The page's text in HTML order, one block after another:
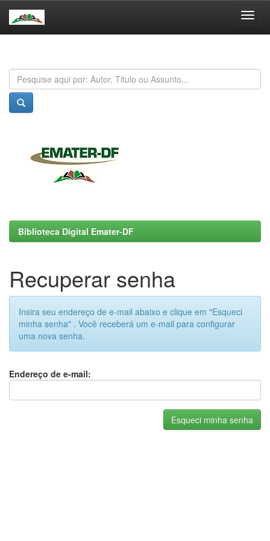
Biblioteca Digital Emater-DF
Recuperar senha
Insira seu endereço de e-mail abaixo e clique em "Esqueci
minha senha" . Você receberá um e-mail para configurar
uma nova senha.
Endereço de e-mail: